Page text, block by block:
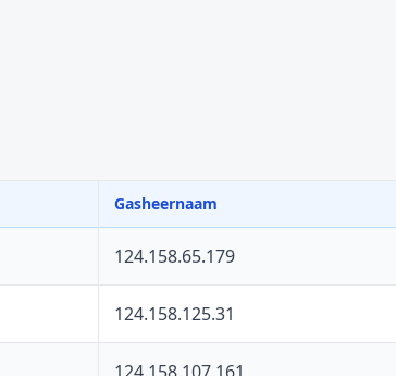
Gasheernaam
124.158.65.179
124.158.125.31
124.158.107.161